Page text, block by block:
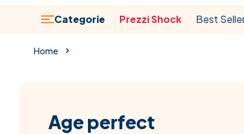
Categorie Prezzi Shock Best
Home
Age perfect